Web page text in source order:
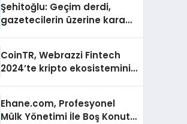
Şehitoğlu: Geçim derdi,
gazetecilerin üzerine kara
CoinTR, Webrazzi Fintech
2024’te kripto ekosisteminin
Ehane.com, Profesyonel
Mülk Yönetimi İle Boş Konut